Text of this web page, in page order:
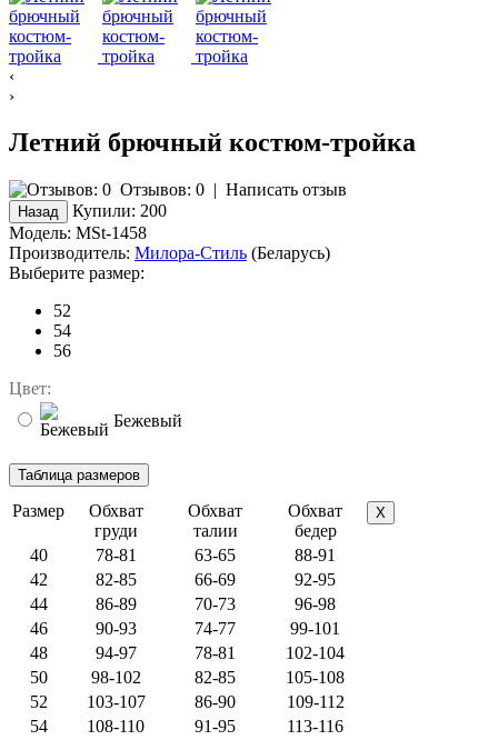
‹
›
Летний брючный костюм-тройка
Отзывов: 0 | Написать отзыв
Купили: 200
Модель: MSt-1458
Производитель: Милора-Стиль (Беларусь)
Выберите размер:
52
54
56
Цвет:
Бежевый
Размер
Обхват
груди
Обхват
талии
Обхват
бедер
X
40 78-81 63-65
88-91
42
82-85 66-69
92-95
44
86-89 70-73
96-98
46
90-93 74-77
99-101
48
94-97 78-81
102-104
50
98-102 82-85
105-108
52
103-107 86-90
109-112
54
108-110 91-95
113-116